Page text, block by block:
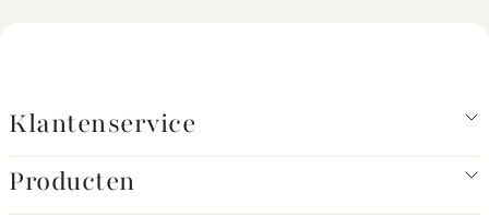
Klantenservice
Producten